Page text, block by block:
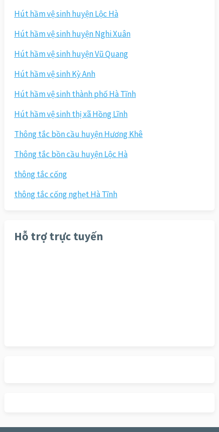
Hút hầm vệ sinh huyện Lộc Hà
Hút hầm vệ sinh huyện Nghi Xuân
Hút hầm vệ sinh huyện Vũ Quang
Hút hầm vệ sinh Kỳ Anh
Hút hầm vệ sinh thành phố Hà Tĩnh
Hút hầm vệ sinh thị xã Hồng Lĩnh
Thông tắc bồn cầu huyện Hương Khê
Thông tắc bồn cầu huyện Lộc Hà
thông tắc cống
thông tắc cống nghẹt Hà Tĩnh
Hỗ trợ trực tuyến